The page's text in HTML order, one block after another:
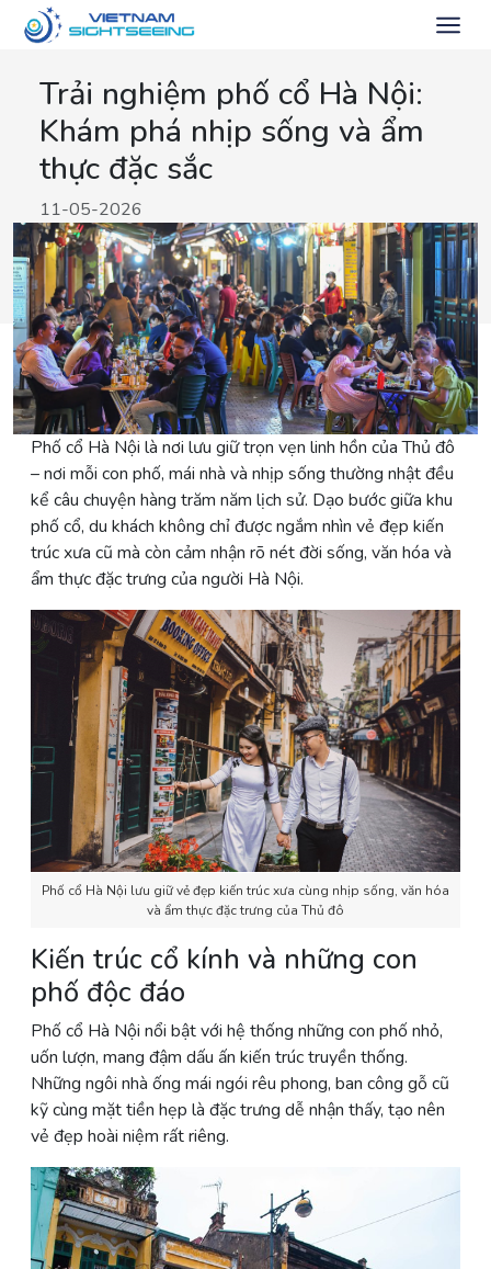
Trải nghiệm phố cổ Hà Nội:
Khám phá nhịp sống và ẩm
thực đặc sắc
11-05-2026
Phố cổ Hà Nội là nơi lưu giữ trọn vẹn linh hồn của Thủ đô
– nơi mỗi con phố, mái nhà và nhịp sống thường nhật đều
kể câu chuyện hàng trăm năm lịch sử. Dạo bước giữa khu
phố cổ, du khách không chỉ được ngắm nhìn vẻ đẹp kiến
trúc xưa cũ mà còn cảm nhận rõ nét đời sống, văn hóa và
ẩm thực đặc trưng của người Hà Nội.
Phố cổ Hà Nội lưu giữ vẻ đẹp kiến trúc xưa cùng nhịp sống, văn hóa
và ẩm thực đặc trưng của Thủ đô
Kiến trúc cổ kính và những con
phố độc đáo
Phố cổ Hà Nội nổi bật với hệ thống những con phố nhỏ,
uốn lượn, mang đậm dấu ấn kiến trúc truyền thống.
Những ngôi nhà ống mái ngói rêu phong, ban công gỗ cũ
kỹ cùng mặt tiền hẹp là đặc trưng dễ nhận thấy, tạo nên
vẻ đẹp hoài niệm rất riêng.